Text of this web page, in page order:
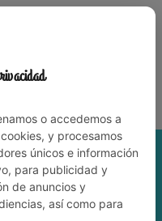
familie!
o accedemos a
y procesamos
únicos e información
para publicidad y
de anuncios y
así como para